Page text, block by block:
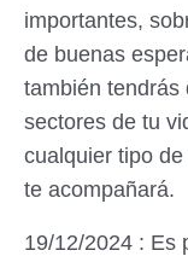
importantes,
de buenas
también tendrás
sectores de tu
cualquier tipo
te acompañará.
19/12/2024 : Es